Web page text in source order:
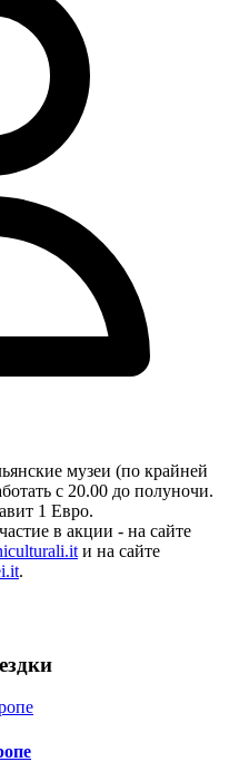
музеи (по крайней
с 20.00 до полуночи.
1 Евро.
в акции - на сайте
и на сайте
.